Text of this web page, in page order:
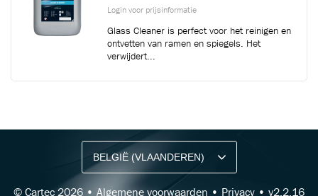
Login voor prijsinformatie
Glass Cleaner is perfect voor het reinigen en
ontvetten van ramen en spiegels. Het
verwijdert...
© Cartec 2026 • Algemene voorwaarden • Privacy • v2.2.16
Ontvang vakgerelateerde tips,
aanbiedingen en productupdates van Cartec.